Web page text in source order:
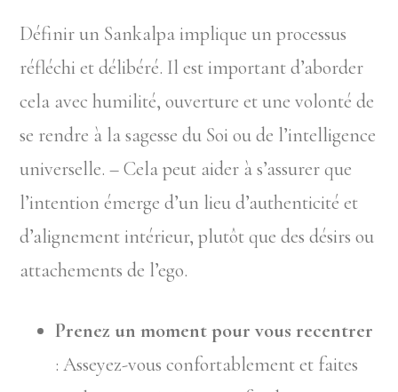
Définir un Sankalpa implique un processus
réfléchi et délibéré. Il est important d’aborder
cela avec humilité, ouverture et une volonté de
se rendre à la sagesse du Soi ou de l’intelligence
universelle. – Cela peut aider à s’assurer que
l’intention émerge d’un lieu d’authenticité et
d’alignement intérieur, plutôt que des désirs ou
attachements de l’ego.
Prenez un moment pour vous recentrer
: Asseyez-vous confortablement et faites